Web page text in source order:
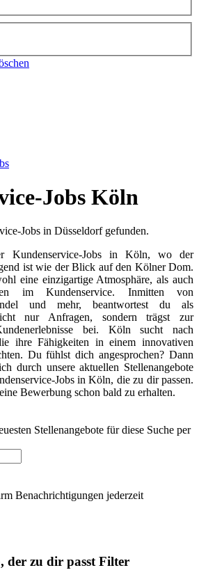
Jobs Köln
Jobs in Düsseldorf gefunden.
Kundenservice-Jobs in Köln, wo der
ist wie der Blick auf den Kölner Dom.
eine einzigartige Atmosphäre, als auch
im Kundenservice. Inmitten von
und mehr, beantwortest du als
nur Anfragen, sondern trägst zur
bei. Köln sucht nach
ihre Fähigkeiten in einem innovativen
Du fühlst dich angesprochen? Dann
durch unsere aktuellen Stellenangebote
Jobs in Köln, die zu dir passen.
Bewerbung schon bald zu erhalten.
Stellenangebote für diese Suche per
Benachrichtigungen jederzeit
der zu dir passt Filter